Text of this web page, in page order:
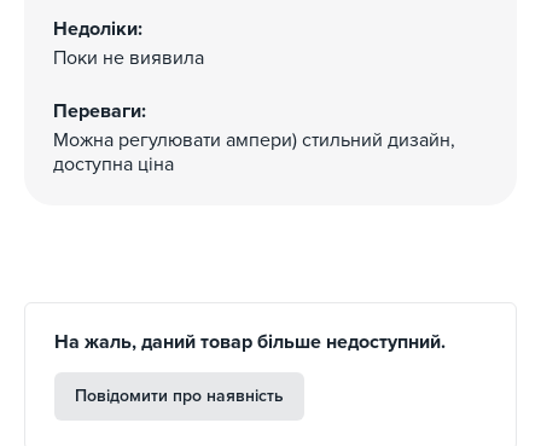
Вбудований інтелектуальний APP (увімкніть Wi-Fi та
Bluetooth під час додавання пристрою), вам потрібно
підключитися до середовищі WIFI, що дозволяє
заряджати ваші транспортні засоби в період
Недоліки:
Поки не виявила
Переваги:
Можна регулювати ампери) стильний дизайн,
доступна ціна
На жаль, даний товар більше недоступний.
Повідомити про наявність